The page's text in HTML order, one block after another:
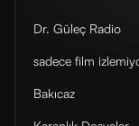
Dr. Güleç Radio
sadece film
Bakıcaz